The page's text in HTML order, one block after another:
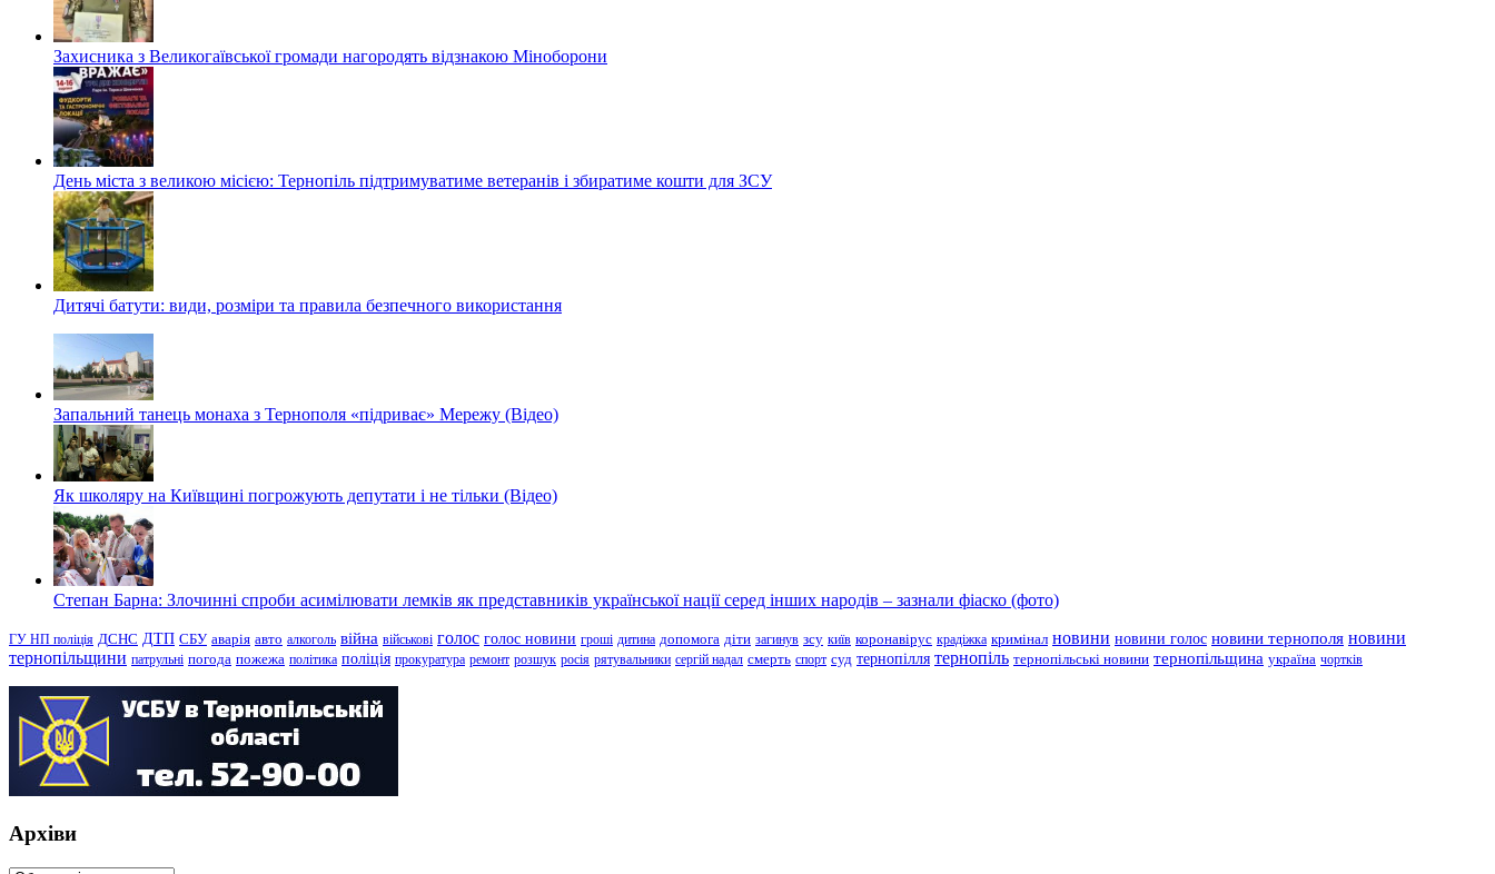
Захисника з Великогаївської громади нагородять відзнакою Міноборони
День міста з великою місією: Тернопіль підтримуватиме ветеранів і збиратиме кошти для ЗСУ
Дитячі батути: види, розміри та правила безпечного використання
Запальний танець монаха з Тернополя «підриває» Мережу (Відео)
Як школяру на Київщині погрожують депутати і не тільки (Відео)
Степан Барна: Злочинні спроби асимілювати лемків як представників української нації серед інших народів – зазнали фіаско (фото)
ГУ НП поліція ДСНС ДТП СБУ аварія авто алкоголь війна військові голос голос новини гроші дитина допомога діти загинув зсу київ коронавірус крадіжка кримінал новини новини голос новини тернополя новини
тернопільщини патрульні погода пожежа політика поліція прокуратура ремонт розшук росія рятувальники сергій надал смерть спорт суд тернопілля тернопіль тернопільські новини тернопільщина україна чортків
Архіви